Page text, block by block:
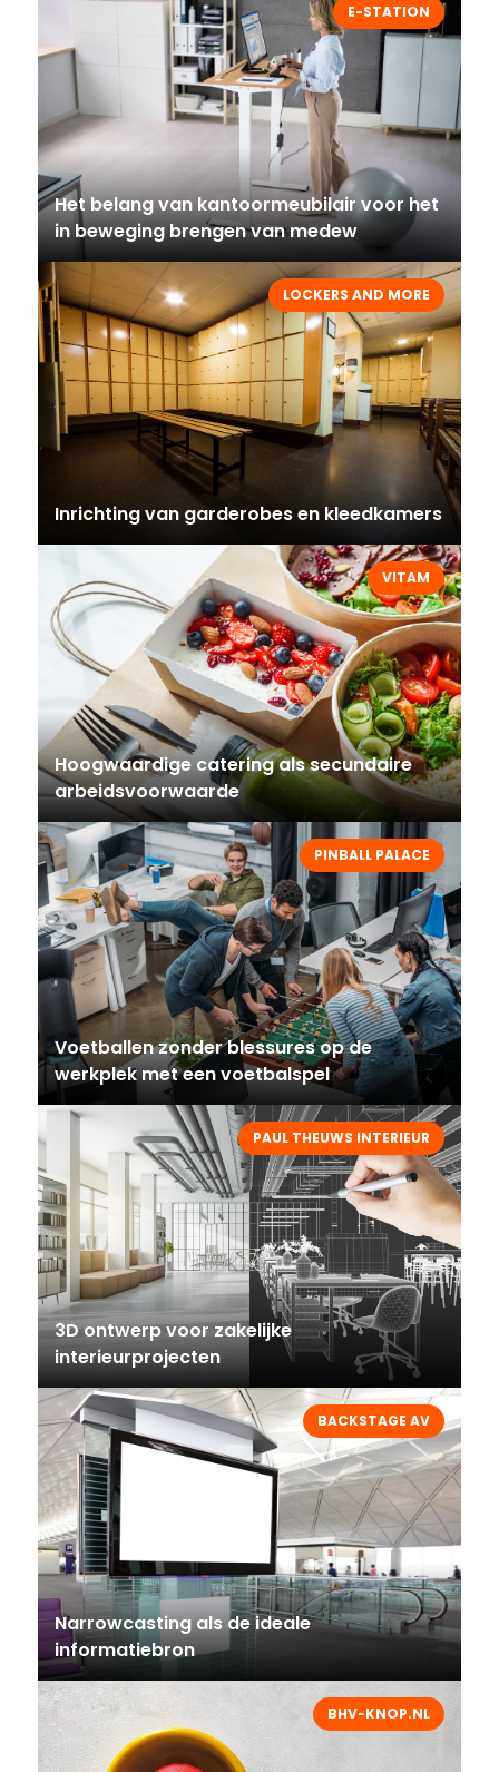
E-STATION
Het belang van kantoormeubilair voor het
in beweging brengen van medew
LOCKERS AND MORE
Inrichting van garderobes en kleedkamers
VITAM
Hoogwaardige catering als secundaire
arbeidsvoorwaarde
PINBALL PALACE
Voetballen zonder blessures op de
werkplek met een voetbalspel
PAUL THEUWS INTERIEUR
3D ontwerp voor zakelijke
interieurprojecten
BACKSTAGE AV
Narrowcasting als de ideale
informatiebron
BHV-KNOP.NL